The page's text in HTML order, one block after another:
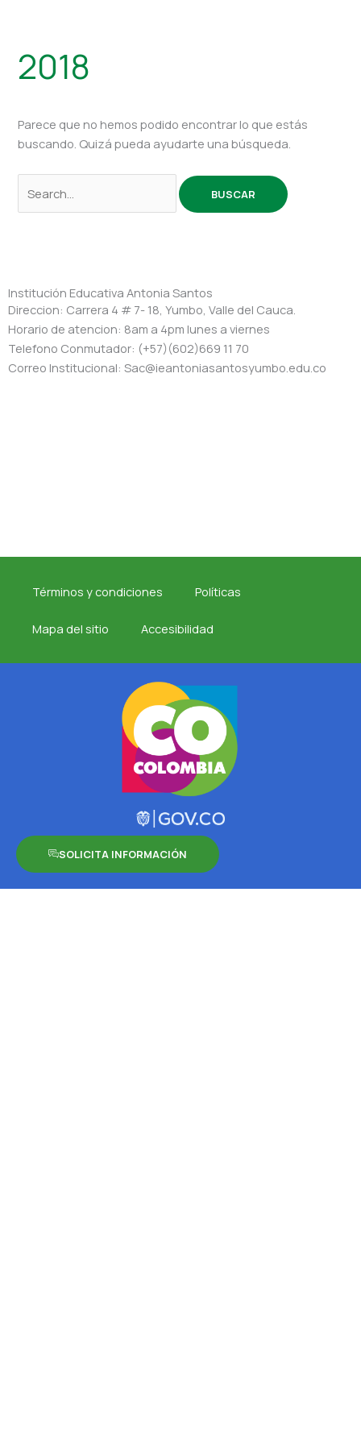
2018
Parece que no hemos podido encontrar lo que estás
buscando. Quizá pueda ayudarte una búsqueda.
Institución Educativa Antonia Santos
Direccion: Carrera 4 # 7- 18, Yumbo, Valle del Cauca.
Horario de atencion: 8am a 4pm lunes a viernes
Telefono Conmutador: (+57)(602)669 11 70
Correo Institucional: Sac@ieantoniasantosyumbo.edu.co
Términos y condiciones Políticas
Mapa del sitio Accesibilidad
SOLICITA INFORMACIÓN